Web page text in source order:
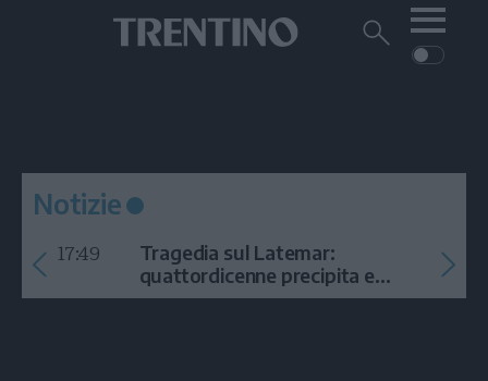
Cerca
CRONACA
GARDA
CULTURA
VIDEO
Notizie
17:49
Tragedia sul Latemar:
quattordicenne precipita e
muore